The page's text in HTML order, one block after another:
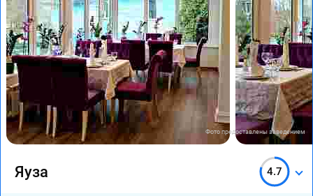
Фото предоставлены заведением
Яуза 4.7